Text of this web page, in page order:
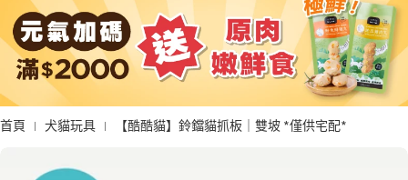
車
首頁 犬貓玩具 【酷酷貓】鈴鐺貓抓板｜雙坡 *僅供宅配*